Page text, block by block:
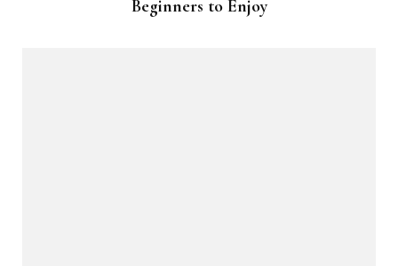
Beginners to Enjoy